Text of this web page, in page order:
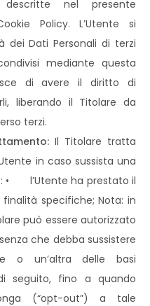
nel presente
Policy. L’Utente si
dei Dati Personali di terzi
mediante questa
di avere il diritto di
liberando il Titolare da
terzi.
Il Titolare tratta
in caso sussista una
• l’Utente ha prestato il
specifiche; Nota: in
può essere autorizzato
che debba sussistere
o un’altra delle basi
seguito, fino a quando
(“opt-out”) a tale